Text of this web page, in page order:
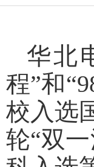
华北
程”和
校入选
轮“双